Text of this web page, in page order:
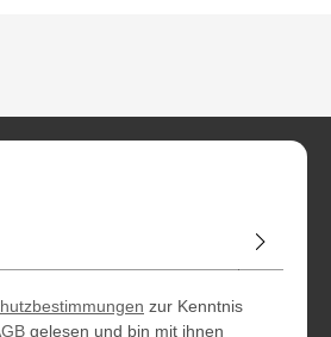
zur Kenntnis
gelesen und bin mit ihnen